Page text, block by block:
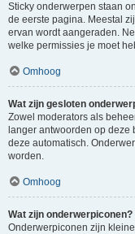
Sticky onderwerpen staan
de eerste pagina. Meestal
ervan wordt aangeraden.
welke permissies je moet
Omhoog
Wat zijn gesloten
Zowel moderators als
langer antwoorden op
deze automatisch.
worden.
Omhoog
Wat zijn onderwerpiconen?
Onderwerpiconen zijn